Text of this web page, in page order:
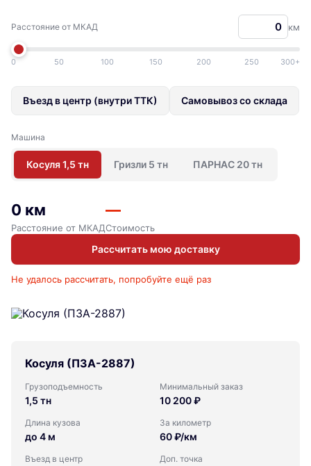
Расстояние от МКАД км
0 50 100 150 200 250 300+
Въезд в центр (внутри ТТК) Самовывоз со склада
Машина
Косуля 1,5 тн Гризли 5 тн ПАРНАС 20 тн
0 км
Расстояние от МКАД
—
Стоимость
Рассчитать мою доставку
Не удалось рассчитать, попробуйте ещё раз
Косуля (ПЗА-2887)
Грузоподъемность
1,5 тн
Минимальный заказ
10 200 ₽
Длина кузова
до 4 м
За километр
60 ₽/км
Въезд в центр Доп. точка